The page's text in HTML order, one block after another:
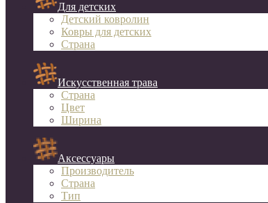
Для детских
Детский ковролин
Ковры для детских
Страна
Искусственная трава
Страна
Цвет
Ширина
Аксессуары
Производитель
Страна
Тип